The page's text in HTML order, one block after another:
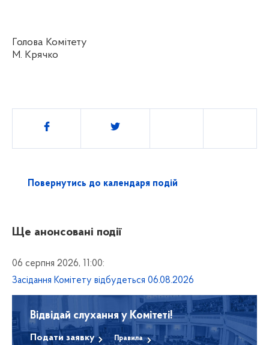
Голова Комітету
М. Крячко
Поділитись
Повернутись до календаря подій
Ще анонсовані події
06 серпня 2026, 11:00:
Засідання Комітету відбудеться 06.08.2026
Відвідай слухання у Комітеті!
Подати заявку Правила